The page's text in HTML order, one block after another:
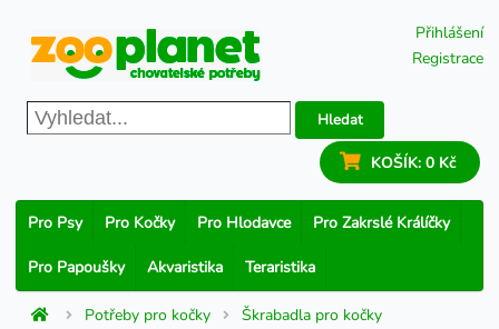
Přihlášení
Registrace
Hledat
KOŠÍK: 0 Kč
Pro Psy Pro Kočky Pro Hlodavce Pro Zakrslé Králíčky
Pro Papoušky Akvaristika Teraristika
Potřeby pro kočky Škrabadla pro kočky